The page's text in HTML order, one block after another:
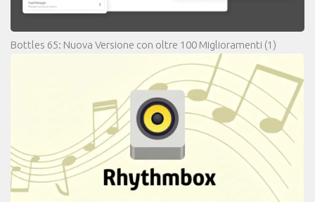
Bottles 65: Nuova Versione con oltre 100 Miglioramenti (1)